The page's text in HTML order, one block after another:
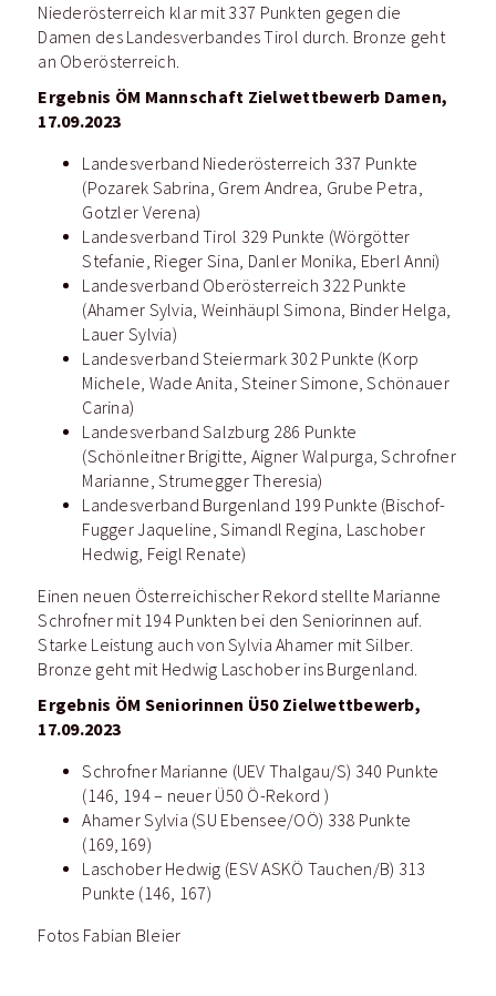
Niederösterreich klar mit 337 Punkten gegen die
Damen des Landesverbandes Tirol durch. Bronze geht
an Oberösterreich.
Ergebnis ÖM Mannschaft Zielwettbewerb Damen,
17.09.2023
Landesverband Niederösterreich 337 Punkte
(Pozarek Sabrina, Grem Andrea, Grube Petra,
Gotzler Verena)
Landesverband Tirol 329 Punkte (Wörgötter
Stefanie, Rieger Sina, Danler Monika, Eberl Anni)
Landesverband Oberösterreich 322 Punkte
(Ahamer Sylvia, Weinhäupl Simona, Binder Helga,
Lauer Sylvia)
Landesverband Steiermark 302 Punkte (Korp
Michele, Wade Anita, Steiner Simone, Schönauer
Carina)
Landesverband Salzburg 286 Punkte
(Schönleitner Brigitte, Aigner Walpurga, Schrofner
Marianne, Strumegger Theresia)
Landesverband Burgenland 199 Punkte (Bischof-
Fugger Jaqueline, Simandl Regina, Laschober
Hedwig, Feigl Renate)
Einen neuen Österreichischer Rekord stellte Marianne
Schrofner mit 194 Punkten bei den Seniorinnen auf.
Starke Leistung auch von Sylvia Ahamer mit Silber.
Bronze geht mit Hedwig Laschober ins Burgenland.
Ergebnis ÖM Seniorinnen Ü50 Zielwettbewerb,
17.09.2023
Schrofner Marianne (UEV Thalgau/S) 340 Punkte
(146, 194 – neuer Ü50 Ö-Rekord )
Ahamer Sylvia (SU Ebensee/OÖ) 338 Punkte
(169,169)
Laschober Hedwig (ESV ASKÖ Tauchen/B) 313
Punkte (146, 167)
Fotos Fabian Bleier